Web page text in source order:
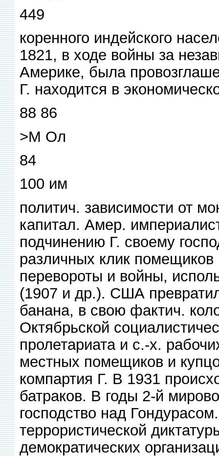
449
коренного индейского
1821, в ходе войны за
Америке, была
Г. находится в
88 86
>М Ол
84
100 им
политич. зависимости от
капитал. Амер.
подчинению Г. своему
различных клик помещиков
перевороты и войны,
(1907 и др.). США
банана, в свою фактич.
Октябрьской
пролетариата и с.-х.
местных помещиков и
компартия Г. В 1931
батраков. В годы 2-й
господство над
террористической
демократических